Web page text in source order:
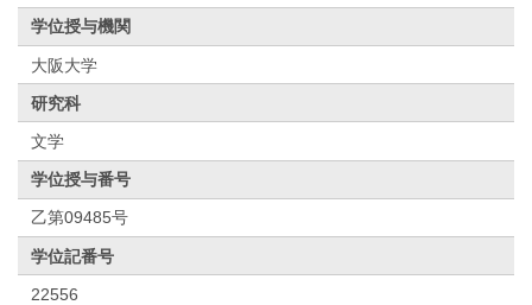
学位授与機関
大阪大学
研究科
文学
学位授与番号
乙第09485号
学位記番号
22556